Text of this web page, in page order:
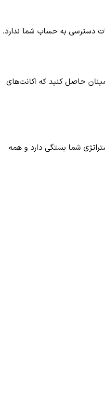
دسترسی به حساب شما ندارد.
حاصل کنید که اکانت‌های
شما بستگی دارد و همه